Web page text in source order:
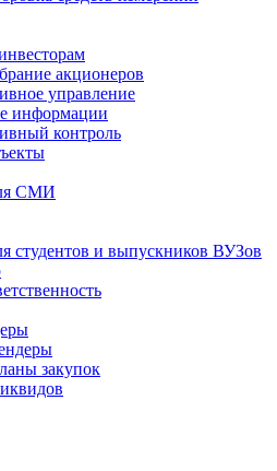
акционеров
управление
информации
контроль
СМИ
студентов и выпускников ВУЗов
закупок